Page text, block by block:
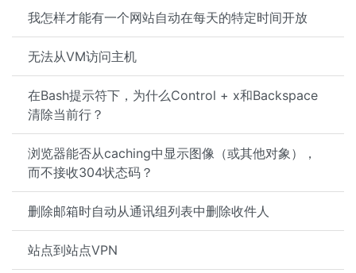
我怎样才能有一个网站自动在每天的特定时间开放
无法从VM访问主机
在Bash提示符下，为什么Control + x和Backspace
清除当前行？
浏览器能否从caching中显示图像（或其他对象），
而不接收304状态码？
删除邮箱时自动从通讯组列表中删除收件人
站点到站点VPN